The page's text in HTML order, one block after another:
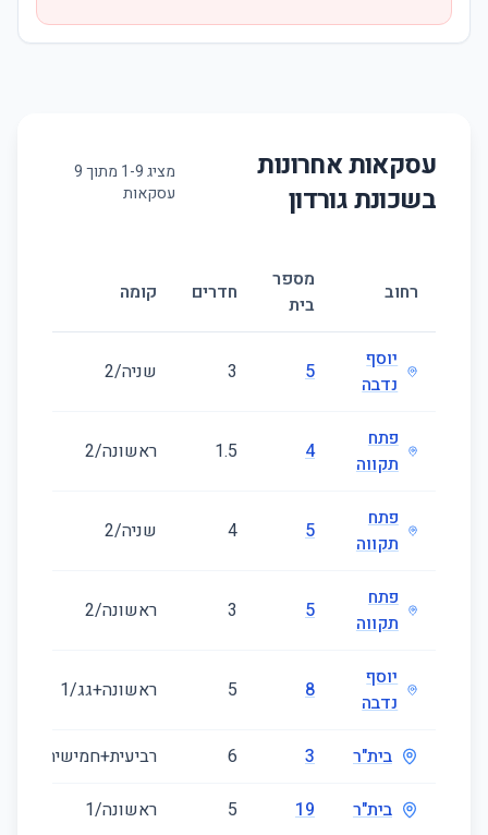
עסקאות אחרונות
בשכונתגורדון
מציג 1-9 מתוך9
עסקאות
רחוב
מספר
בית
חדרים קומה
יוסף
נדבה
5
3 שניה/2
פתח
תקווה
4
1.5 ראשונה/2
פתח
תקווה
5
4 שניה/2
פתח
תקווה
5
3 ראשונה/2
יוסף
נדבה
8
5 ראשונה+גג/1
בית"ר 3
6 רביעית+חמישית/4
בית"ר 19
5 ראשונה/1